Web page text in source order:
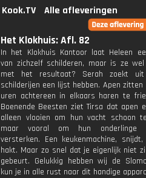
Kook.TV
Alle afleveringen
Het Klokhuis: Afl. 82
In het Klokhuis Kantoor laat Heleen
van zichzelf schilderen, maar is ze
met het resultaat? Serah zoekt uit
schilderijen een lijst hebben. Apen
uren achtereen in elkaars haren te
Boenende Beesten ziet Tirsa dat apen
alleen vlooien om hun vacht schoon
maar vooral om hun onderlinge
versterken. Een keukenmachine,
hakt. Maar zo snel dat je eigenlijk niet
gebeurt. Gelukkig hebben wij de
kun je in alle rust naar dit handige